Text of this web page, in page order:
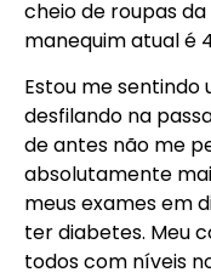
cheio de roupas
manequim atual é
Estou me
desfilando na
de antes não me
absolutamente
meus exames em
ter diabetes. Meu
todos com níveis